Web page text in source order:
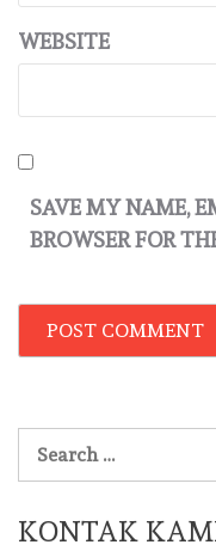
WEBSITE
SAVE MY NAME,
BROWSER FOR
KONTAK